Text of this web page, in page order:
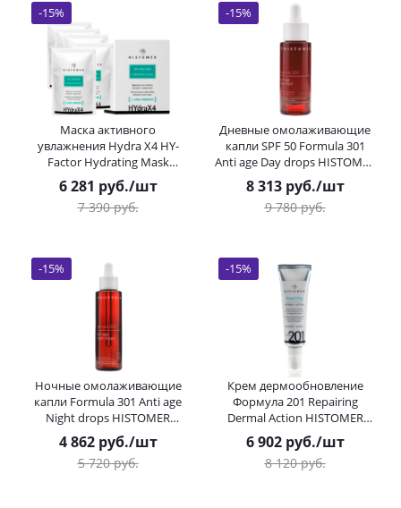
Маска активного
увлажнения Hydra X4 HY-
Factor Hydrating Mask
HISTOMER (Хистомер) 5 * 12
мл
6 281 руб./шт
7 390руб.
-15%
Дневные омолаживающие
капли SPF 50 Formula 301
Anti age Day drops HISTOMER
(Хистомер) 27 мл
8 313руб./шт
9 780руб.
-15%
Ночные омолаживающие
капли Formula 301 Anti age
Night drops HISTOMER
(Хистомер) 100 мл
4 862руб./шт
5 720руб.
-15%
Крем дермообновление
Формула 201 Repairing
Dermal Action HISTOMER
(Хистомер) 50 мл
6 902руб./шт
8 120руб.
-15%